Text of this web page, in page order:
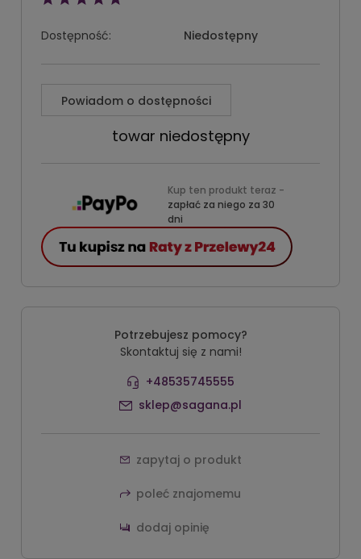
Dostępność: Niedostępny
Powiadom o dostępności
towar niedostępny
Kup ten produkt teraz -
zapłać za niego za 30
dni
Potrzebujesz pomocy?
Skontaktuj się z nami!
+48535745555
sklep@sagana.pl
zapytaj o produkt
poleć znajomemu
dodaj opinię